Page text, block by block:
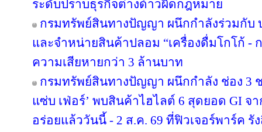
ระดับปราบธุรกิจต่างด้าวผิดกฎหมาย
กรมทรัพย์สินทางปัญญา ผนึกกำลังร่วมกับ
และจำหน่ายสินค้าปลอม “เครื่องดื่มโกโก้ -
ความเสียหายกว่า 3 ล้านบาท
กรมทรัพย์สินทางปัญญา ผนึกกำลัง ช่อง 3
แซ่บ เฟ่อร์’ พบสินค้าไฮไลต์ 6 สุดยอด GI จ
อร่อยแล้ววันนี้ - 2 ส.ค. 69 ที่ฟิวเจอร์พาร์ค รั